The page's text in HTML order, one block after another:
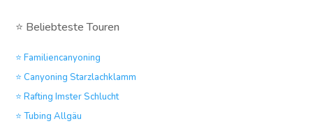
⭐ Beliebteste Touren
⭐ Familiencanyoning
⭐ Canyoning Starzlachklamm
⭐ Rafting Imster Schlucht
⭐ Tubing Allgäu